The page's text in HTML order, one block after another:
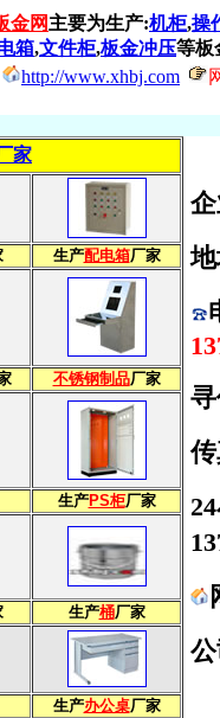
金网主要为生产:机柜,操
箱,文件柜,板金冲压等板
http://www.xhbj.com
家
生产配电箱厂家
不锈钢制品厂家
生产PS柜厂家
生产桶厂家
生产办公桌厂家